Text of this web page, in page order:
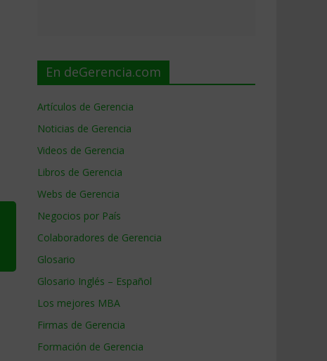
En deGerencia.com
Artículos de Gerencia
Noticias de Gerencia
Videos de Gerencia
Libros de Gerencia
Webs de Gerencia
Negocios por País
Colaboradores de Gerencia
Glosario
Glosario Inglés – Español
Los mejores MBA
Firmas de Gerencia
Formación de Gerencia